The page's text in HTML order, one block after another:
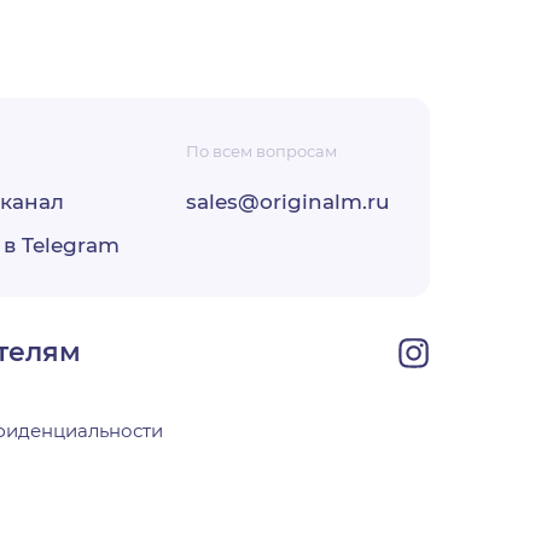
«О
Telegram
По всем вопросам
sales@originalm.ru